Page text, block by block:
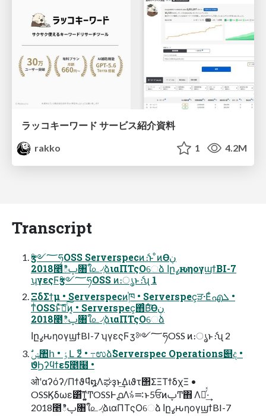
ラッコキーワード サービス紹介資料
rakko
1 4.2M
Transcript
ӡ༻؅ཧOSS Serverspecͷެ։ͱ ͦͷӨڹ
2018೥ిࢠ৘ใ௨৴ֶձιαΠΤςΟେձ اըߨԋηογϣϯBI-7
ʮγεςϜӡ༻؅ཧOSS ͷ։ൃͱެ։ʯ 1
ΞδΣϯμ • Serverspecͷ֓ཁ • Serverspec͕ੜ·Εͨഎܠ •
ͳͥOSSͱͯ͠ެ։ͨ͠ͷ͔ • Serverspec͕΋ͨΒͨ͠Өڹ
2018೥ిࢠ৘ใ௨৴ֶձιαΠΤςΟେձ
اըߨԋηογϣϯBI-7 ʮγεςϜӡ༻؅ཧOSS ͷ։ൃͱެ։ʯ 2
ϑϦʔϥϯε5೥໨ •
ओʹαʔόʔ/Πϯϑϥํ໘Λಘҙͱ͢Διϑτ΢ΣΞΤϯδχΞ •
OSSϏδωε͸ͯ͠ͳ͍͚ͲOSSͰ൧Λ৯ͬͯ࠺ͱ5ਓͷࢠͲ΋ Λཆͬͯ·͢
2018೥ిࢠ৘ใ௨৴ֶձιαΠΤςΟେձ اըߨԋηογϣϯBI-7